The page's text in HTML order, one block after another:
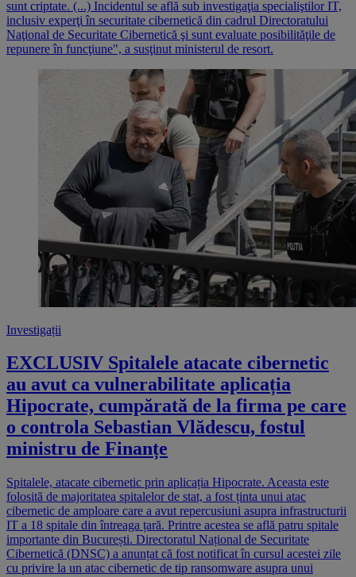
sunt criptate. (...) Incidentul se află sub investigaţia specialiştilor IT,
inclusiv experţi în securitate cibernetică din cadrul Directoratului
Naţional de Securitate Cibernetică şi sunt evaluate posibilităţile de
repunere în funcţiune", a susţinut ministerul de resort.
Investigații
EXCLUSIV Spitalele atacate cibernetic
au avut ca vulnerabilitate aplicația
Hipocrate, cumpărată de la firma pe care
o controla Sebastian Vlădescu, fostul
ministru de Finanțe
Spitalele, atacate cibernetic prin aplicația Hipocrate. Aceasta este
folosită de majoritatea spitalelor de stat, a fost ținta unui atac
cibernetic de amploare care a avut repercusiuni asupra infrastructurii
IT a 18 spitale din întreaga țară. Printre acestea se află patru spitale
importante din București. Directoratul Național de Securitate
Cibernetică (DNSC) a anunțat că fost notificat în cursul acestei zile
cu privire la un atac cibernetic de tip ransomware asupra unui